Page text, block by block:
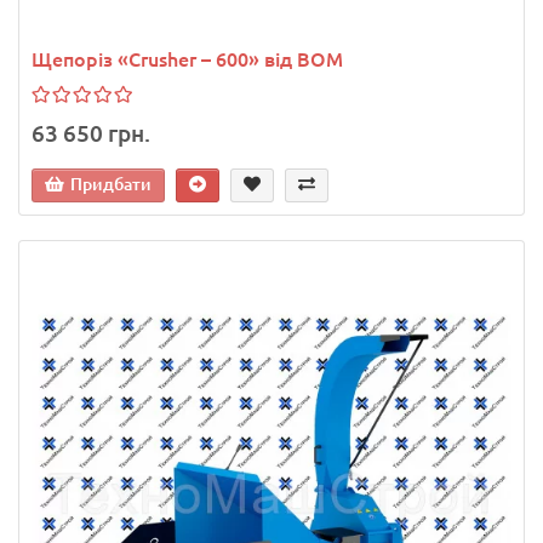
Щепоріз «Сrusher – 600» від ВОМ
63 650 грн.
Придбати